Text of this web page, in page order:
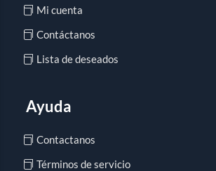
Mi cuenta
Contáctanos
Lista de deseados
Ayuda
Contactanos
Términos de servicio